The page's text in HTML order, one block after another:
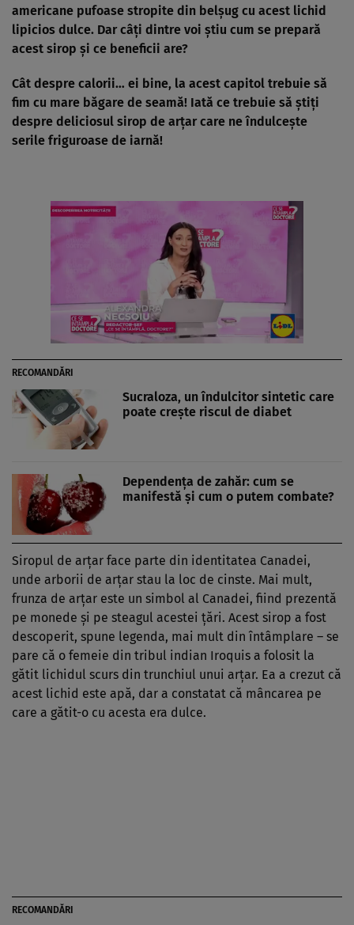
americane pufoase stropite din belşug cu acest lichid
lipicios dulce. Dar câţi dintre voi ştiu cum se prepară
acest sirop şi ce beneficii are?
Cât despre calorii… ei bine, la acest capitol trebuie să
fim cu mare băgare de seamă! Iată ce trebuie să ştiţi
despre deliciosul sirop de arţar care ne îndulceşte
serile friguroase de iarnă!
RECOMANDĂRI
Sucraloza, un îndulcitor sintetic care
poate creşte riscul de diabet
Dependenţa de zahăr: cum se
manifestă şi cum o putem combate?
Siropul de arţar face parte din identitatea Canadei,
unde arborii de arţar stau la loc de cinste. Mai mult,
frunza de arţar este un simbol al Canadei, fiind prezentă
pe monede şi pe steagul acestei ţări. Acest sirop a fost
descoperit, spune legenda, mai mult din întâmplare – se
pare că o femeie din tribul indian Iroquis a folosit la
gătit lichidul scurs din trunchiul unui arţar. Ea a crezut că
acest lichid este apă, dar a constatat că mâncarea pe
care a gătit-o cu acesta era dulce.
RECOMANDĂRI